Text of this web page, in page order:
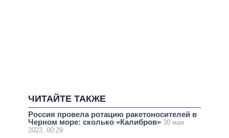
ЧИТАЙТЕ ТАКЖЕ
Россия провела ротацию ракетоносителей в
Черном море: сколько «Калибров» 30 мая
2023, 00:29